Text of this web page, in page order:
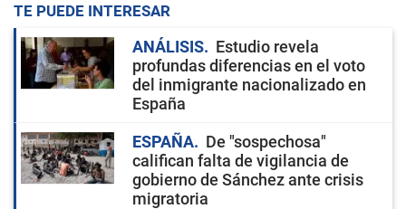
TE PUEDE INTERESAR
ANÁLISIS
Estudio revela
profundas diferencias en el voto
del inmigrante nacionalizado en
España
ESPAÑA
De "sospechosa"
califican falta de vigilancia de
gobierno de Sánchez ante crisis
migratoria